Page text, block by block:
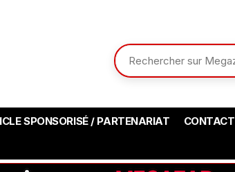
SPONSORISÉ / PARTENARIAT CONTACT